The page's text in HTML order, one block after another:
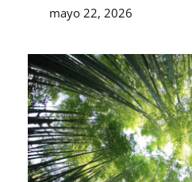
mayo 22, 2026